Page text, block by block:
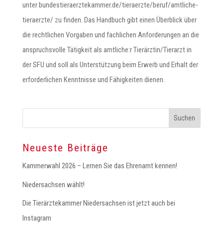
unter bundestieraerztekammer.de/tieraerzte/beruf/amtliche-
tieraerzte/ zu finden. Das Handbuch gibt einen Überblick über
die rechtlichen Vorgaben und fachlichen Anforderungen an die
anspruchsvolle Tätigkeit als amtliche:r Tierärztin/Tierarzt in
der SFU und soll als Unterstützung beim Erwerb und Erhalt der
erforderlichen Kenntnisse und Fähigkeiten dienen.
Neueste Beiträge
Kammerwahl 2026 – Lernen Sie das Ehrenamt kennen!
Niedersachsen wählt!
Die Tierärztekammer Niedersachsen ist jetzt auch bei
Instagram